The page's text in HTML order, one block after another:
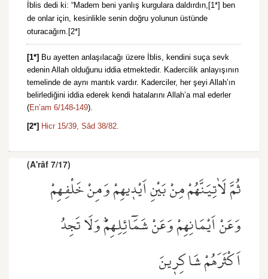
İblis dedi ki: “Madem beni yanlış kurgulara daldırdın,[1*] ben
de onlar için, kesinlikle senin doğru yolunun üstünde
oturacağım.[2*]
[1*] Bu ayetten anlaşılacağı üzere İblis, kendini suça sevk
edenin Allah olduğunu iddia etmektedir. Kadercilik anlayışının
temelinde de aynı mantık vardır. Kaderciler, her şeyi Allah’ın
belirlediğini iddia ederek kendi hatalarını Allah’a mal ederler
(En’am 6/148-149).
[2*] Hicr 15/39, Sâd 38/82.
(A'râf 7/17)
ثُمَّ لَاٰتِيَنَّهُمْ مِنْ بَيْنِ اَيْد۪يهِمْ وَمِنْ خَلْفِهِمْ
وَعَنْ اَيْمَانِهِمْ وَعَنْ شَمَٓائِلِهِمْۜ وَلَا تَجِدُ
اَكْثَرَهُمْ شَاكِر۪ينَ